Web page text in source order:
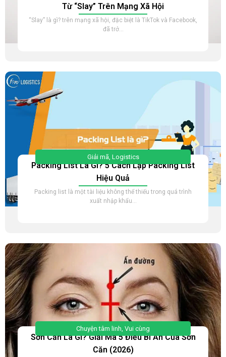
Từ “Slay” Trên Mạng Xã Hội
“Slay” là gì? trên mạng xã hội, đặc biệt là TikTok và Facebook,
đã trở...
Giải mã, Logistics
Packing List Là Gì? 5 Cách Lập Packing List
Hiệu Quả
Packing list là một tài liệu không thể thiếu trong quá trình
xuất nhập khẩu...
Chuyện tâm linh, Vui cùng
Sơn Căn Là Gì? Giải Mã 5 Điều Bí Ẩn Của Sơn
Căn (2026)